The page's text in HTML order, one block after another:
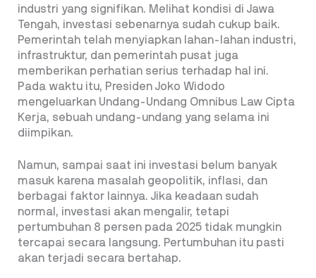
industri yang signifikan. Melihat kondisi di Jawa
Tengah, investasi sebenarnya sudah cukup baik.
Pemerintah telah menyiapkan lahan-lahan industri,
infrastruktur, dan pemerintah pusat juga
memberikan perhatian serius terhadap hal ini.
Pada waktu itu, Presiden Joko Widodo
mengeluarkan Undang-Undang Omnibus Law Cipta
Kerja, sebuah undang-undang yang selama ini
diimpikan.
Namun, sampai saat ini investasi belum banyak
masuk karena masalah geopolitik, inflasi, dan
berbagai faktor lainnya. Jika keadaan sudah
normal, investasi akan mengalir, tetapi
pertumbuhan 8 persen pada 2025 tidak mungkin
tercapai secara langsung. Pertumbuhan itu pasti
akan terjadi secara bertahap.